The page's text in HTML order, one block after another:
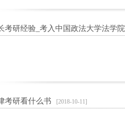
考研经验_考入中国政法大学法学院
考研看什么书 [2018-10-11]